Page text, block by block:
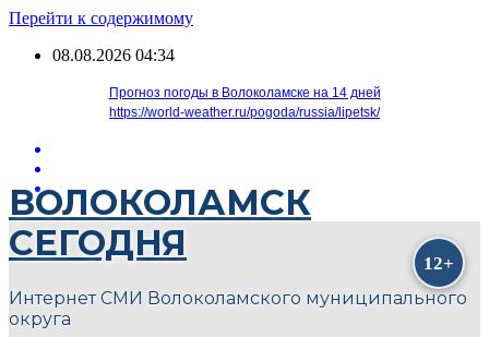
Перейти к содержимому
08.08.2026 04:34
Прогноз погоды в Волоколамске на 14 дней
https://world-weather.ru/pogoda/russia/lipetsk/
ВОЛОКОЛАМСК
СЕГОДНЯ
Интернет СМИ Волоколамского муниципального
округа